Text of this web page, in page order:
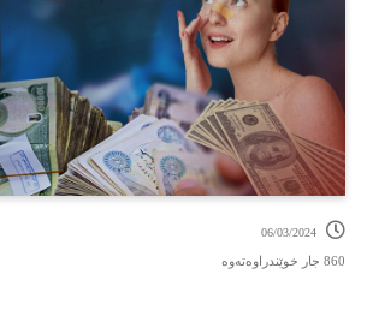
860 جار خوێندراوەتەوە